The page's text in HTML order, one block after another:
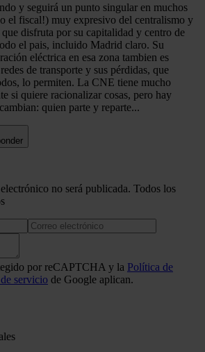
y seguirá un punto singular en muchos
el fiscal!) muy expresivo del centralismo y
que disfruta por su capitalidad y centro de
el pais, incluido Madrid claro. Su
eléctrica en esa zona tambien es
de transporte y sus pérdidas, que
lo permiten. La CNE tiene mucho
si quiere racionalizar cosas, pero hay
quien parte y reparte...
no será publicada. Todos los
por reCAPTCHA y la Política de
servicio de Google aplican.